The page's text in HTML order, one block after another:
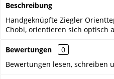
Beschreibung
Handgeknüpfte Ziegler
Chobi, orientieren sich optisch
Bewertungen
0
Bewertungen lesen, schreiben